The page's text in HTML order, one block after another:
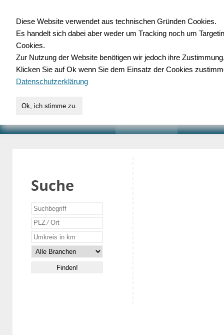
für Handwerk,
Suche
Diese Website verwendet aus technischen Gründen Cookies.
Es handelt sich dabei aber weder um Tracking noch um
Cookies.
Zur Nutzung der Website benötigen wir jedoch ihre
Klicken Sie auf Ok wenn Sie dem Einsatz der Cookies
Datenschutzerklärung
Ok, ich stimme zu.